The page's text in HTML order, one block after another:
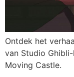
Ontdek het
van Studio
Moving Castle.